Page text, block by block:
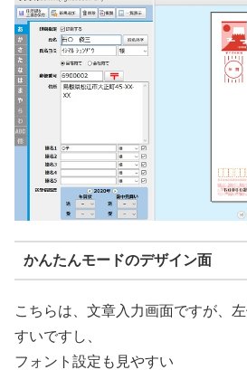
かんたんモードのデザイン面
こちらは、文章入力画面ですが、
すいですし、
フォント設定も見やすい